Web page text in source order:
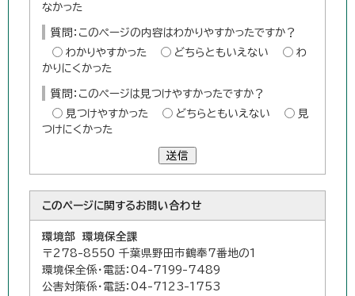
なかった
質問：このページの内容はわかりやすかったですか？
わかりやすかった
どちらともいえない
わ
かりにくかった
質問：このページは見つけやすかったですか？
見つけやすかった
どちらともいえない
見
つけにくかった
送信
このページに関するお問い合わせ
環境部 環境保全課
〒278-8550 千葉県野田市鶴奉7番地の1
環境保全係・電話：04-7199-7489
公害対策係・電話：04-7123-1753